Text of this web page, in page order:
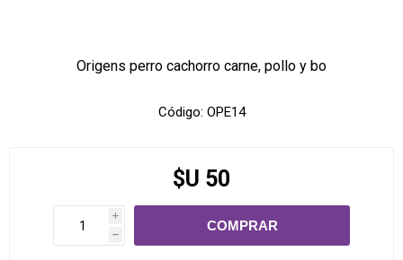
Origens perro cachorro carne, pollo y bo
Código: OPE14
$U 50
i
h